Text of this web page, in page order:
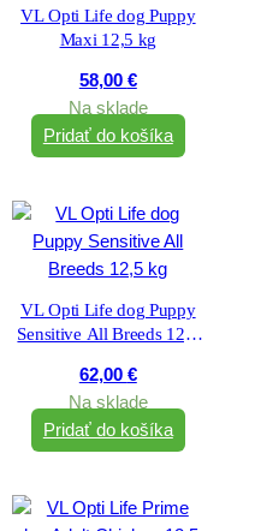
VL Opti Life dog Puppy
Maxi 12,5 kg
58,00 €
Na sklade
Pridať do košíka
VL Opti Life dog Puppy
Sensitive All Breeds 12,5
62,00 €
Na sklade
Pridať do košíka